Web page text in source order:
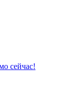
сейчас!